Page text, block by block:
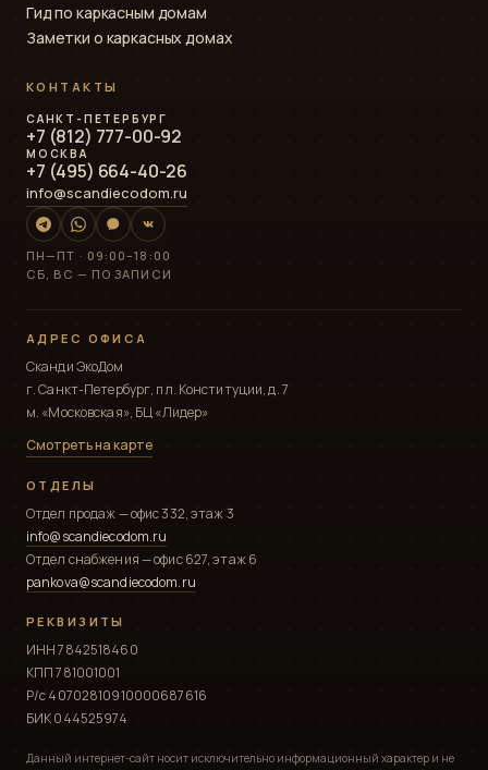
Гид по каркасным домам
Заметки о каркасных домах
КОНТАКТЫ
САНКТ-ПЕТЕРБУРГ
+7 (812) 777-00-92
МОСКВА
+7 (495) 664-40-26
info@scandiecodom.ru
ПН—ПТ · 09:00–18:00
СБ, ВС — ПО ЗАПИСИ
АДРЕС ОФИСА
Сканди ЭкоДом
г. Санкт-Петербург, пл. Конституции, д. 7
м. «Московская», БЦ «Лидер»
Смотреть на карте
ОТДЕЛЫ
Отдел продаж — офис 332, этаж 3
info@scandiecodom.ru
Отдел снабжения — офис 627, этаж 6
pankova@scandiecodom.ru
РЕКВИЗИТЫ
ИНН 7842518460
КПП 781001001
Р/с 40702810910000687616
БИК 044525974
Данный интернет-сайт носит исключительно информационный характер и не